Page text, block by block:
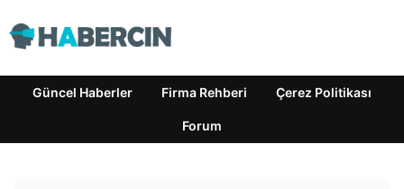
Güncel Haberler Firma Rehberi Çerez Politikası
Forum